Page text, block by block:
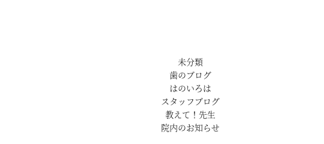
未分類
歯のブログ
はのいろは
スタッフブログ
教えて！先生
院内のお知らせ